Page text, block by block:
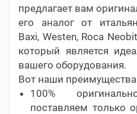
предлагает вам
его аналог от
Baxi, Westen, Roca
который является
вашего оборудования.
Вот наши
100%
поставляем только